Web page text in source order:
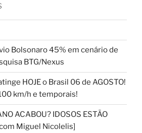
Bolsonaro 45% em cenário de
BTG/Nexus
HOJE o Brasil 06 de AGOSTO!
km/h e temporais!
ACABOU? IDOSOS ESTÃO
Miguel Nicolelis]